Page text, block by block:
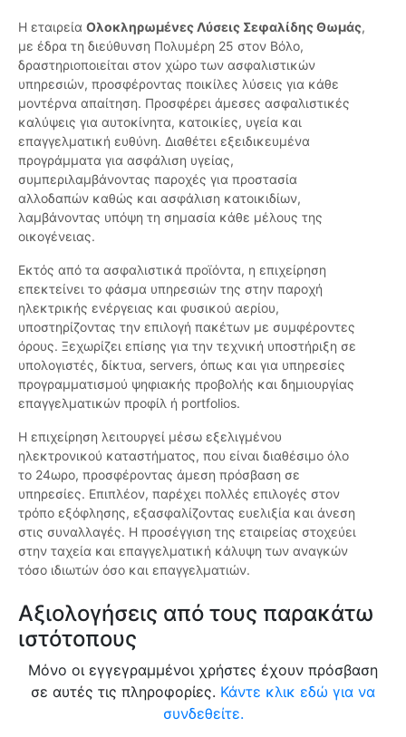
Η εταιρεία Ολοκληρωμένες Λύσεις Σεφαλίδης Θωμάς,
με έδρα τη διεύθυνση Πολυμέρη 25 στον Βόλο,
δραστηριοποιείται στον χώρο των ασφαλιστικών
υπηρεσιών, προσφέροντας ποικίλες λύσεις για κάθε
μοντέρνα απαίτηση. Προσφέρει άμεσες ασφαλιστικές
καλύψεις για αυτοκίνητα, κατοικίες, υγεία και
επαγγελματική ευθύνη. Διαθέτει εξειδικευμένα
προγράμματα για ασφάλιση υγείας,
συμπεριλαμβάνοντας παροχές για προστασία
αλλοδαπών καθώς και ασφάλιση κατοικιδίων,
λαμβάνοντας υπόψη τη σημασία κάθε μέλους της
οικογένειας.
Εκτός από τα ασφαλιστικά προϊόντα, η επιχείρηση
επεκτείνει το φάσμα υπηρεσιών της στην παροχή
ηλεκτρικής ενέργειας και φυσικού αερίου,
υποστηρίζοντας την επιλογή πακέτων με συμφέροντες
όρους. Ξεχωρίζει επίσης για την τεχνική υποστήριξη σε
υπολογιστές, δίκτυα, servers, όπως και για υπηρεσίες
προγραμματισμού ψηφιακής προβολής και δημιουργίας
επαγγελματικών προφίλ ή portfolios.
Η επιχείρηση λειτουργεί μέσω εξελιγμένου
ηλεκτρονικού καταστήματος, που είναι διαθέσιμο όλο
το 24ωρο, προσφέροντας άμεση πρόσβαση σε
υπηρεσίες. Επιπλέον, παρέχει πολλές επιλογές στον
τρόπο εξόφλησης, εξασφαλίζοντας ευελιξία και άνεση
στις συναλλαγές. Η προσέγγιση της εταιρείας στοχεύει
στην ταχεία και επαγγελματική κάλυψη των αναγκών
τόσο ιδιωτών όσο και επαγγελματιών.
Αξιολογήσεις από τους παρακάτω
ιστότοπους
Μόνο οι εγγεγραμμένοι χρήστες έχουν πρόσβαση
σε αυτές τις πληροφορίες. Κάντε κλικ εδώ για να
συνδεθείτε.